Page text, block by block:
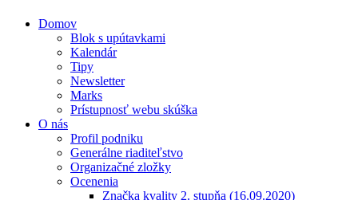
Domov
Blok s upútavkami
Kalendár
Tipy
Newsletter
Marks
Prístupnosť webu skúška
O nás
Profil podniku
Generálne riaditeľstvo
Organizačné zložky
Ocenenia
Značka kvality 2. stupňa (16.09.2020)